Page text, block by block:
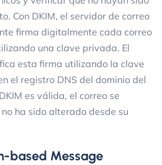
Con DKIM, el servidor de correo
firma digitalmente cada correo
una clave privada. El
esta firma utilizando la clave
el registro DNS del dominio del
es válida, el correo se
ha sido alterado desde su
based Message